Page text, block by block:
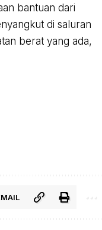
bantuan dari
di saluran
berat yang ada,